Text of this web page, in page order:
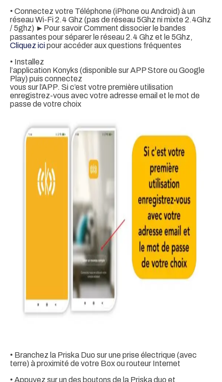
• Connectez votre Téléphone (iPhone ou Android) à un
réseau Wi-Fi 2.4 Ghz (pas de réseau 5Ghz ni mixte 2.4Ghz
/ 5ghz) ►Pour savoir Comment dissocier le bandes
passantes pour séparer le réseau 2.4 Ghz et le 5Ghz,
Cliquez icipour accéder aux questions fréquentes
• Installez
l’application Konyks (disponible sur APP Store ou Google
Play) puis connectez
vous sur l’APP. Si c’est votre première utilisation
enregistrez-vous avec votre adresse email et le mot de
passe de votre choix
• Branchez la Priska Duo sur une prise électrique (avec
terre) à proximité de votre Box ou routeur Internet
• Appuyez sur un des boutons de la Priska duo et